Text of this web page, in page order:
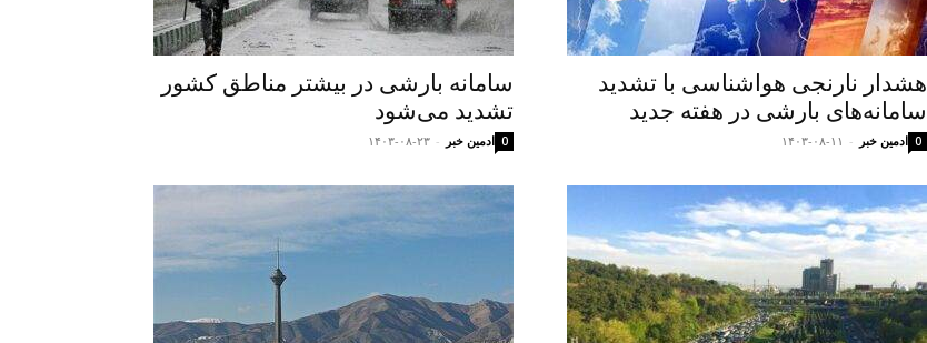
سامانه بارشی در بیشتر مناطق کشور
تشدید می‌شود
ادمین خبر - ۱۴۰۳-۰۸-۲۳ 0
هشدار نارنجی هواشناسی با تشدید
سامانه‌های بارشی در هفته جدید
ادمین خبر - ۱۴۰۳-۰۸-۱۱ 0